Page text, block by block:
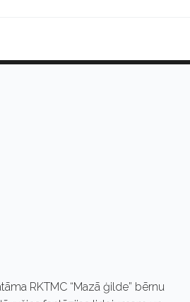
RKTMC “Mazā ģilde” bērnu